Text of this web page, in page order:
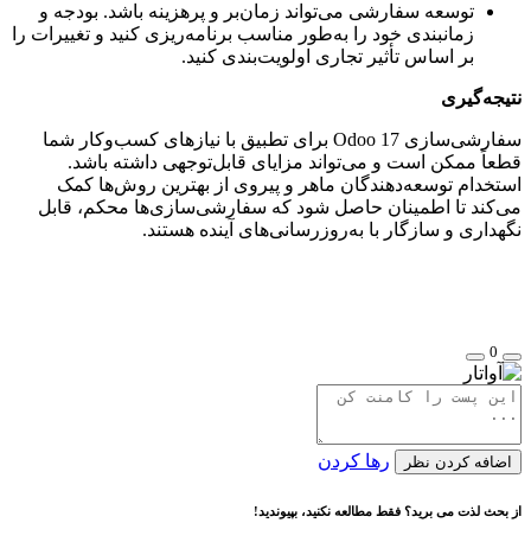
توسعه سفارشی می‌تواند زمان‌بر و پرهزینه باشد. بودجه و
زمانبندی خود را به‌طور مناسب برنامه‌ریزی کنید و تغییرات را
بر اساس تأثیر تجاری اولویت‌بندی کنید.
نتیجه‌گیری
سفارشی‌سازی Odoo 17 برای تطبیق با نیازهای کسب‌وکار شما
قطعاً ممکن است و می‌تواند مزایای قابل‌توجهی داشته باشد.
استخدام توسعه‌دهندگان ماهر و پیروی از بهترین روش‌ها کمک
می‌کند تا اطمینان حاصل شود که سفارشی‌سازی‌ها محکم، قابل
نگهداری و سازگار با به‌روزرسانی‌های آینده هستند.
0
اضافه کردن نظر رها کردن
از بحث لذت می برید؟ فقط مطالعه نکنید، بپیوندید!